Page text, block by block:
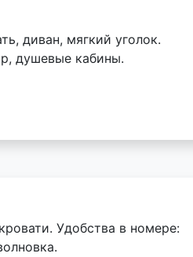
диван, мягкий уголок.
душевые кабины.
Удобства в номере: